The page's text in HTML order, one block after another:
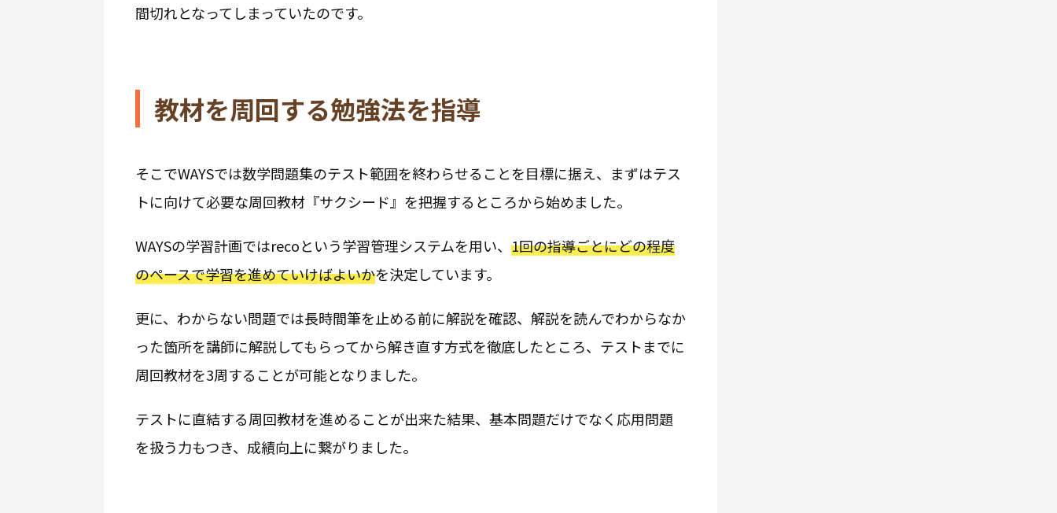
間切れとなってしまっていたのです。
教材を周回する勉強法を指導
そこでWAYSでは数学問題集のテスト範囲を終わらせることを目標に据え、まずはテス
トに向けて必要な周回教材『サクシード』を把握するところから始めました。
WAYSの学習計画ではrecoという学習管理システムを用い、 1回の指導ごとにどの程度
のペースで学習を進めていけばよいかを決定しています。
更に、わからない問題では長時間筆を止める前に解説を確認、解説を読んでわからなか
った箇所を講師に解説してもらってから解き直す方式を徹底したところ、テストまでに
周回教材を3周することが可能となりました。
テストに直結する周回教材を進めることが出来た結果、基本問題だけでなく応用問題
を扱う力もつき、成績向上に繋がりました。